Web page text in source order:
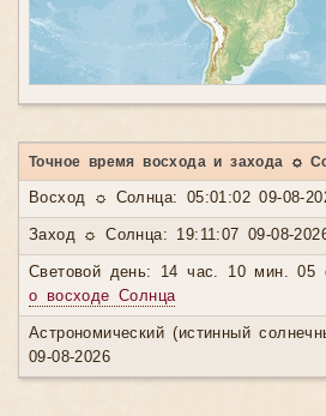
Точное время восхода и захода ☼
Восход ☼ Солнца: 05:01:02 09-08-
Заход ☼ Солнца: 19:11:07 09-08-
Световой день: 14 час. 10 мин. 05
о восходе Солнца
Астрономический (истинный
09-08-2026